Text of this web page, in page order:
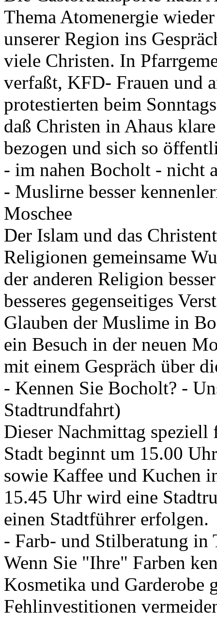
Thema Atomenergie
unserer Region ins
viele Christen. In
verfaßt, KFD- Frauen und
protestierten beim
daß Christen in Ahaus
bezogen und sich so
- im nahen Bocholt - nicht
- Muslirne besser
Moschee
Der Islam und das
Religionen gemeinsame
der anderen Religion
besseres gegenseitiges
Glauben der Muslime in
ein Besuch in der neuen
mit einem Gespräch über
- Kennen Sie Bocholt? -
Stadtrundfahrt)
Dieser Nachmittag
Stadt beginnt um 15.00
sowie Kaffee und Kuchen
15.45 Uhr wird eine
einen Stadtführer erfolgen.
- Farb- und Stilberatung in
Wenn Sie "Ihre" Farben
Kosmetika und Garderobe
Fehlinvestitionen